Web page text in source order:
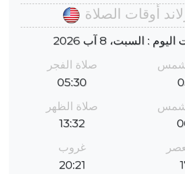
أوقات الصلاة
: السبت، 8 آب 2026
صلاة الفجر
05:30
صلاة الظهر
13:32
غروب
20:21